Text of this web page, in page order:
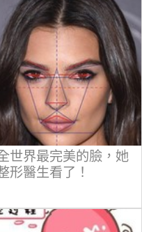
世界最完美的臉，她
形醫生看了！